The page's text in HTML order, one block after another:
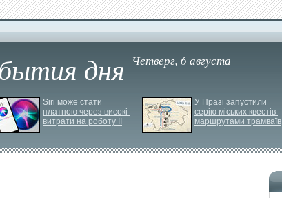
дня Четверг, 6 августа
Siri може стати
платною через високі
витрати на роботу ІІ
У Празі запустили
серію міських квестів
маршрутами трамваїв